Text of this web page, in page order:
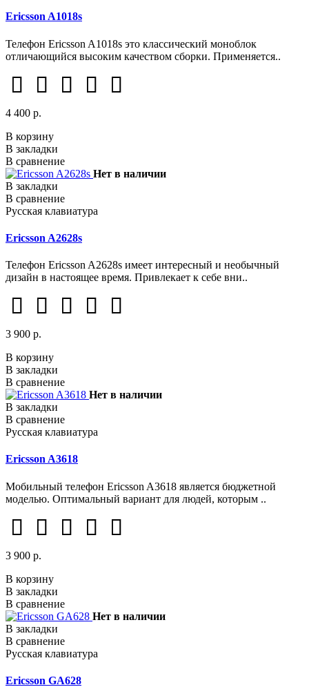
Ericsson A1018s
Телефон Ericsson A1018s это классический моноблок
отличающийся высоким качеством сборки. Применяется..
4 400 р.
В корзину
В закладки
В сравнение
Нет в наличии
В закладки
В сравнение
Русская клавиатура
Ericsson A2628s
Телефон Ericsson A2628s имеет интересный и необычный
дизайн в настоящее время. Привлекает к себе вни..
3 900 р.
В корзину
В закладки
В сравнение
Нет в наличии
В закладки
В сравнение
Русская клавиатура
Ericsson A3618
Мобильный телефон Ericsson A3618 является бюджетной
моделью. Оптимальный вариант для людей, которым ..
3 900 р.
В корзину
В закладки
В сравнение
Нет в наличии
В закладки
В сравнение
Русская клавиатура
Ericsson GA628